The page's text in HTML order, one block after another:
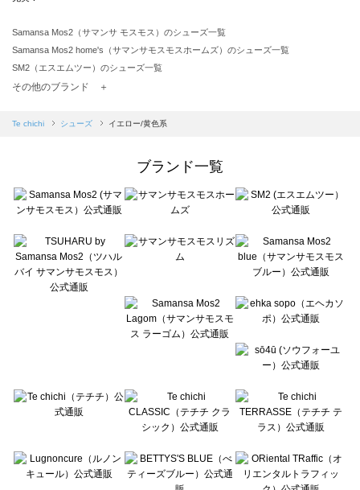
Samansa Mos2（サマンサ モスモス）のシューズ一覧
Samansa Mos2 home's（サマンサモスモスホームズ）のシューズ一覧
SM2（エスエムツー）のシューズ一覧
TSUHARU by Samansa Mos2（ツハルバイサマンサモスモス）のシューズ一覧
Samansa Mos2 blue（サマンサモスモス ブルー）のシューズ一覧
sō4ū（ソウフォーユー）のシューズ一覧
Te chichi（テチチ）のシューズ一覧
Te chichi CLASSIC（テチチ クラシック）のシューズ一覧
Lugnoncure（ルノンキュール）のシューズ一覧
BETTY'S BLUE（べティーズブルー）のシューズ一覧
Wpc.（ワールドパーティー）のシューズ一覧
その他のブランド ＋
Te chichi シューズ イエロー/黄色系
ブランド一覧